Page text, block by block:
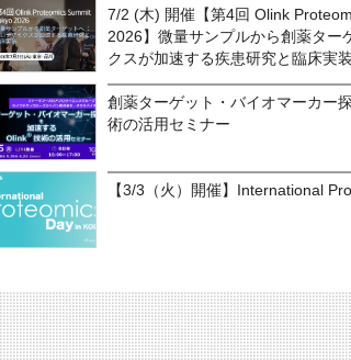
7/2 (木) 開催【第4回 Olink
2026】微量サンプルから創薬ター
クスが加速する疾患研究と臨床実装
創薬ターゲット・バイオマーカー
術の活用セミナー
【3/3（火）開催】International